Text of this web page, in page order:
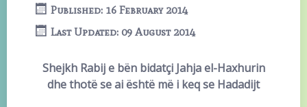
Published: 16 February 2014
Last Updated: 09 August 2014
Shejkh Rabij e bën bidatçi Jahja el-Haxhurin
dhe thotë se ai është më i keq se Hadadijt